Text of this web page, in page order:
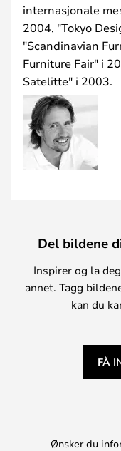
internasjonale
2004, "Tokyo
"Scandinavian
Furniture Fair" i
Satelitte" i 2003.
Del bildene
Inspirer og la
annet. Tagg
kan du
FÅ
Ønsker du